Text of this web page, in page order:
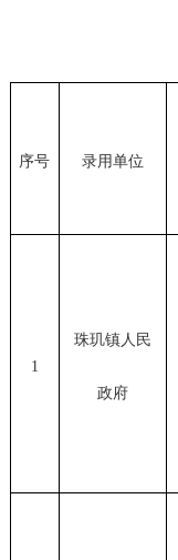
序号 录用单位
1
珠玑镇人民
政府